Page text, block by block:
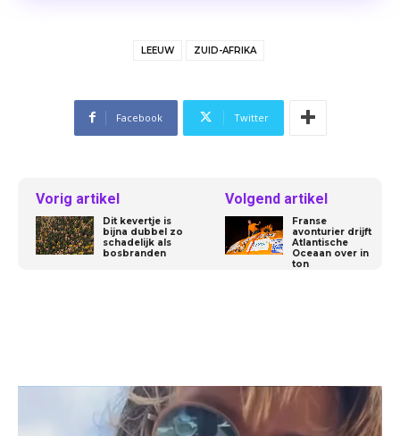
LEEUW ZUID-AFRIKA
Facebook Twitter
Vorig artikel
Dit kevertje is
bijna dubbel zo
schadelijk als
bosbranden
Volgend artikel
Franse
avonturier drijft
Atlantische
Oceaan over in
ton